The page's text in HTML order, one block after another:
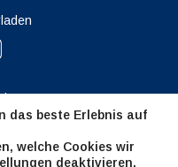
das beste Erlebnis auf
welche Cookies wir
deaktivieren.